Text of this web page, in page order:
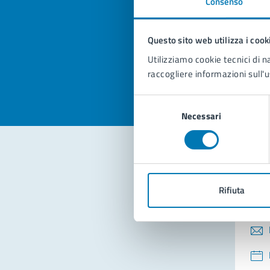
Questo sito web utilizza i
Utilizziamo cookie tecnici di
raccogliere informazioni
consenso
Necessari
Rifiuta